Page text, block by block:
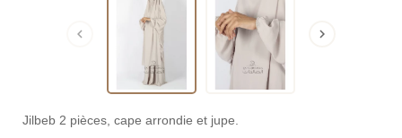
 
Jilbeb 2 pièces, cape arrondie et jupe.